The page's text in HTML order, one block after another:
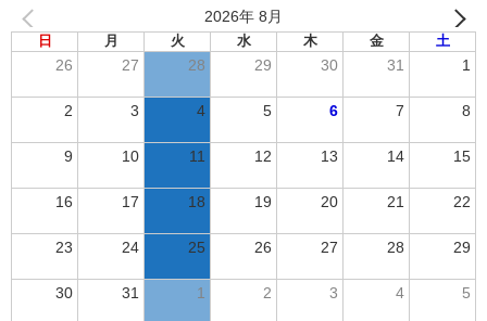
2026年 8月
日 月 火 水 木 金 土
26 27 28 29 30 31 1
2 3 4 5 6 7 8
9 10 11 12 13 14 15
16 17 18 19 20 21 22
23 24 25 26 27 28 29
30 31 1 2 3 4 5